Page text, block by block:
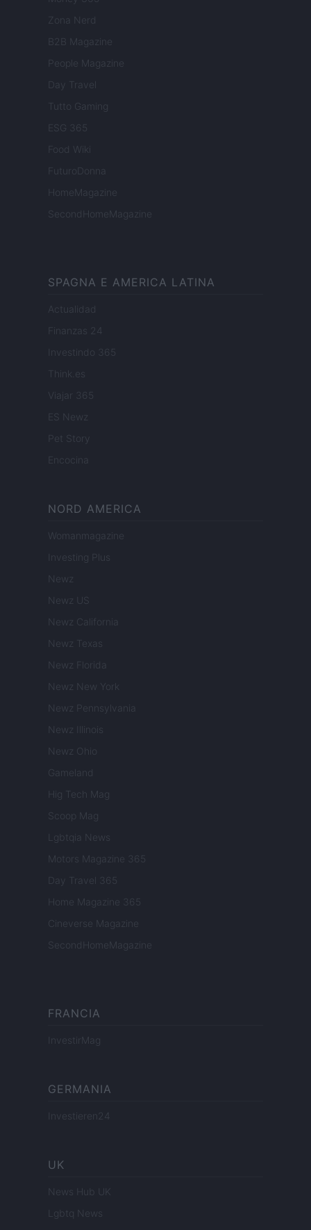
Zona Nerd
B2B Magazine
People Magazine
Day Travel
Tutto Gaming
ESG 365
Food Wiki
FuturoDonna
HomeMagazine
SecondHomeMagazine
SPAGNA E AMERICA LATINA
Actualidad
Finanzas 24
Investindo 365
Think.es
Viajar 365
ES Newz
Pet Story
Encocina
NORD AMERICA
Womanmagazine
Investing Plus
Newz
Newz US
Newz California
Newz Texas
Newz Florida
Newz New York
Newz Pennsylvania
Newz Illinois
Newz Ohio
Gameland
Hig Tech Mag
Scoop Mag
Lgbtqia News
Motors Magazine 365
Day Travel 365
Home Magazine 365
Cineverse Magazine
SecondHomeMagazine
FRANCIA
InvestirMag
GERMANIA
Investieren24
UK
News Hub UK
Lgbtq News